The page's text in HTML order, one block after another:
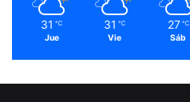
31 ℃
Jue
31 ℃
Vie
27 ℃
Sáb